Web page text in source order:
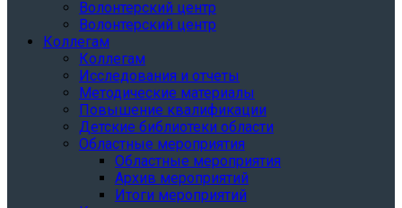
Волонтерский центр
Волонтерский центр
Коллегам
Коллегам
Исследования и отчеты
Методические материалы
Повышение квалификации
Детские библиотеки области
Областные мероприятия
Областные мероприятия
Архив мероприятий
Итоги мероприятий